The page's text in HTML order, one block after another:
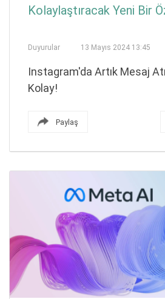
Kolaylaştıracak Yeni Bir
Duyurular 13 Mayıs 2024 13:45
Instagram'da Artık Mesaj
Kolay!
Paylaş